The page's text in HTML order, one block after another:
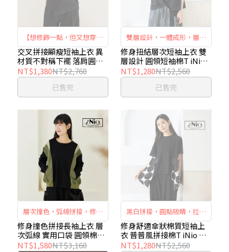
【想修飾一點，但又想穿得
有質感有變化】 ｜交叉拼接
× 異材質層次 × 自然顯瘦
｜iNio CHW1018
交叉拼接顯瘦短袖上衣 異
材質不對稱下襬 落肩圓領
棉T iNio衣著美學
CHW1018
NT$1,380NT$2,760
已售完
雙層設計，一體成形，層次
感十足，上層扭結造型修飾
視覺比例，輕薄斜紋布拼接
著感輕盈，微寬鬆版型穿出
慵懶休閒風。
修身扭結層次短袖上衣 雙
層設計 圓領短袖棉T iNio
衣著美學 CEW1100
NT$1,280NT$2,560
已售完
層次撞色，弧線拼接，修身
顯瘦，兩側口袋，實用便
利，寬鬆剪裁，舒適自在。
修身撞色拼接長袖上衣 層
次弧線 實用口袋 圓領棉T
iNio衣著美學 CEW1839
NT$1,580NT$3,160
黑白拼接，圓點吸睛，拉克
蘭袖柔順肩線，造型口袋點
綴，自在寬鬆剪裁
修身舒適傘狀棉質短袖上
衣 普普風拼接棉T iNio 衣
著美學 CEW1083
NT$1,280NT$2,560